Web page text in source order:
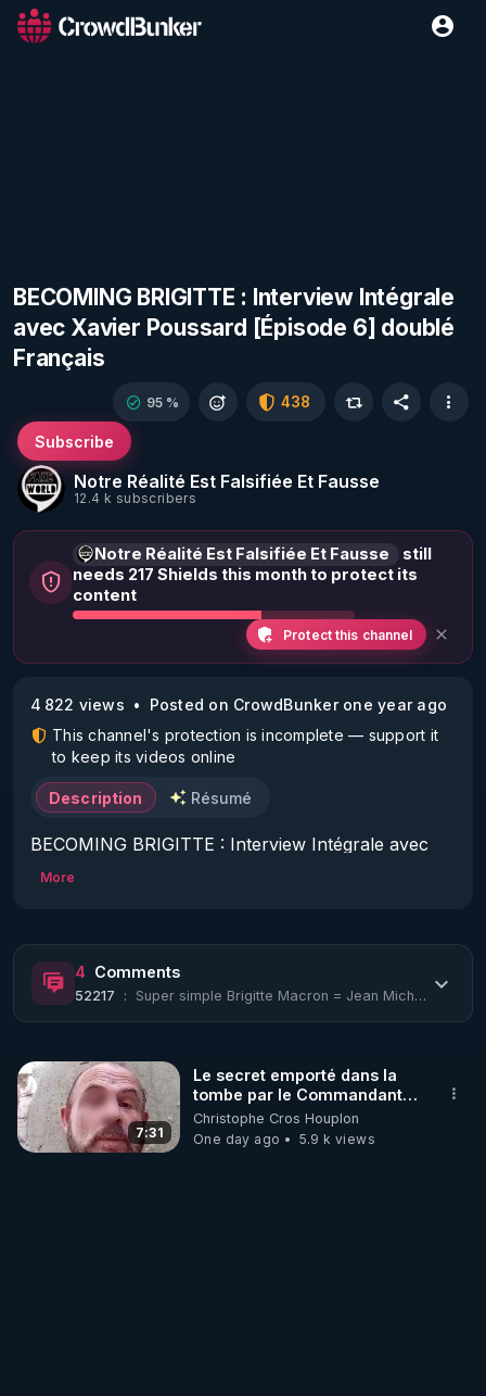
BECOMING BRIGITTE : Interview Intégrale
avec Xavier Poussard [Épisode 6] doublé
Français
Notre Réalité Est Falsifiée Et Fausse
12.4 k subscribers
Subscribe
95 % 438
Notre Réalité Est Falsifiée Et Fausse
still
needs 217 Shields this month to protect its
content
Protect this channel
4 822 views
Posted on CrowdBunker one year ago
This channel's protection is incomplete — support it
to keep its videos online
Description Résumé
BECOMING BRIGITTE : Interview Intégrale avec
Xavier Poussard [Épisode 6] doublé Français
More
4 Comments
52217 : Super simple Brigitte Macron = Jean Michel Trogneux et les deux ont disparus don...
7:31
Le secret emporté dans la
tombe par le Commandant
Cousteau le 25 juin 1997
Christophe Cros Houplon
One day ago
5.9 k views